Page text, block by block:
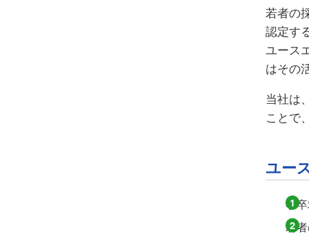
若者の
認定す
ユース
はその
当社は
ことで
ユー
学
若